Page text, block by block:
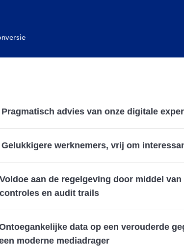
Pragmatisch advies van onze digitale
Gelukkigere werknemers, vrij om
Voldoe aan de regelgeving door middel
controles en audit trails
data op een verouderde
moderne mediadrager